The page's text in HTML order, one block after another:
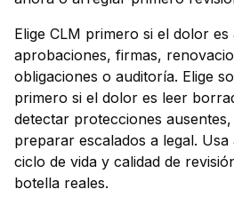
Elige CLM primero si el dolor es
aprobaciones, firmas,
obligaciones o auditoría. Elige
primero si el dolor es leer
detectar protecciones
preparar escalados a legal.
ciclo de vida y calidad de
botella reales.